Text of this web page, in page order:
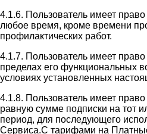
4.1.6. Пользователь имеет
любое время, кроме времени
профилактических работ.
4.1.7. Пользователь имеет
пределах его функциональных
условиях установленных
4.1.8. Пользователь имеет
равную сумме подписки на тот
период, для последующего
Сервиса.С тарифами на